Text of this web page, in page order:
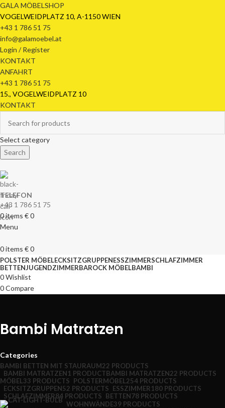
GALA MÖBELSHOP
VOGELWEIDPLATZ 10, A-1150 WIEN
+43 1 786 51 75
info@galamoebel.at
Login / Register
KONTAKT
ANFAHRT
+43 1 786 51 75
15., VOGELWEIDPLATZ 10
KONTAKT
Select category
Search
TELEFON
+43 1 786 51 75
0items €0
Menu
0items €0
POLSTER MÖBELECKSITZGRUPPENESSZIMMERSCHLAFZIMMER
BETTENJUGENDZIMMERBAROCK MÖBELBAMBI
0Wishlist
0Compare
Bambi Matratzen
Categories
BAMBI BETTEN MIT STAURAUM22 PRODUCTS
BAMBI MATRATZEN1 PRODUCTBAMBI MATRATZEN22 PRODUCTS
MÖBEL 33 PRODUCTS POLSTERMÖBEL 254 PRODUCTS
ECKSITZGRUPPEN52 PRODUCTS ESSZIMMER 180 PRODUCTS
SCHLAFZIMMER84 PRODUCTS BETTEN78 PRODUCTS
WOHNWÄNDE39 PRODUCTS